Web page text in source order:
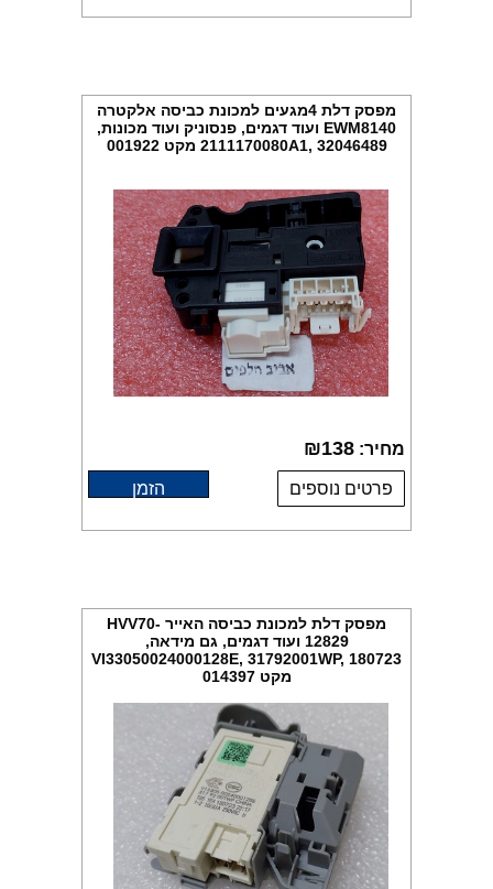
מפסק דלת 4מגעים למכונת כביסה אלקטרה
EWM8140 ועוד דגמים, פנסוניק ועוד מכונות,
32046489 ,2111170080A1 מקט 001922
מחיר: ₪138
פרטים נוספים הזמן
מפסק דלת למכונת כביסה האייר HVV70-
12829 ועוד דגמים, גם מידאה,
VI33050024000128E, 31792001WP, 180723
מקט 014397